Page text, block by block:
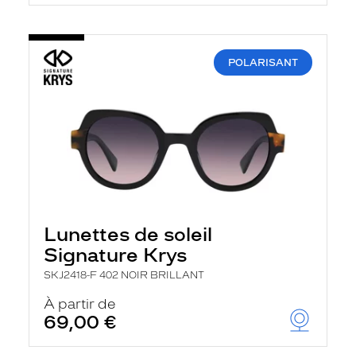
POLARISANT
Lunettes de soleil
Signature Krys
SKJ2418-F 402 NOIR BRILLANT
À partir de
69,00 €